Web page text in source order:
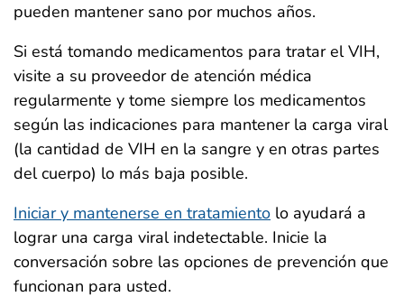
pueden mantener sano por muchos años.
Si está tomando medicamentos para tratar el VIH,
visite a su proveedor de atención médica
regularmente y tome siempre los medicamentos
según las indicaciones para mantener la carga viral
(la cantidad de VIH en la sangre y en otras partes
del cuerpo) lo más baja posible.
Iniciar y mantenerse en tratamiento lo ayudará a
lograr una carga viral indetectable. Inicie la
conversación sobre las opciones de prevención que
funcionan para usted.